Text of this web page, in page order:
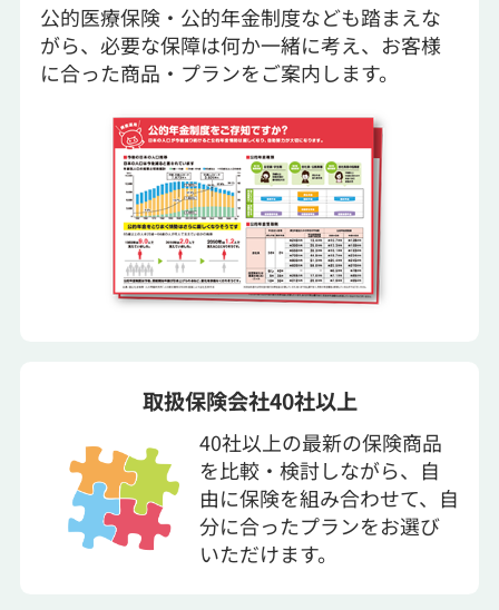
公的医療保険・公的年金制度なども踏まえな
がら、必要な保障は何か一緒に考え、お客様
に合った商品・プランをご案内します。
40社以上の最新の保険商品
を比較・検討しながら、自
由に保険を組み合わせて、自
分に合ったプランをお選び
いただけます。
取扱保険会社40社以上